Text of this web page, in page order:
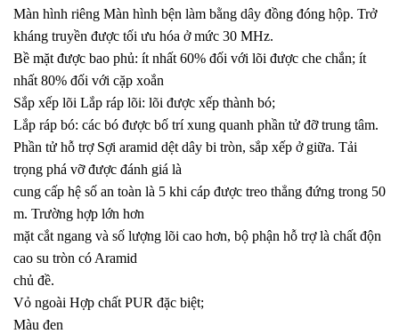
Màn hình riêng Màn hình bện làm bằng dây đồng đóng hộp. Trở
kháng truyền được tối ưu hóa ở mức 30 MHz.
Bề mặt được bao phủ: ít nhất 60% đối với lõi được che chắn; ít
nhất 80% đối với cặp xoắn
Sắp xếp lõi Lắp ráp lõi: lõi được xếp thành bó;
Lắp ráp bó: các bó được bố trí xung quanh phần tử đỡ trung tâm.
Phần tử hỗ trợ Sợi aramid dệt dây bi tròn, sắp xếp ở giữa. Tải
trọng phá vỡ được đánh giá là
cung cấp hệ số an toàn là 5 khi cáp được treo thẳng đứng trong 50
m. Trường hợp lớn hơn
mặt cắt ngang và số lượng lõi cao hơn, bộ phận hỗ trợ là chất độn
cao su tròn có Aramid
chủ đề.
Vỏ ngoài Hợp chất PUR đặc biệt;
Màu đen